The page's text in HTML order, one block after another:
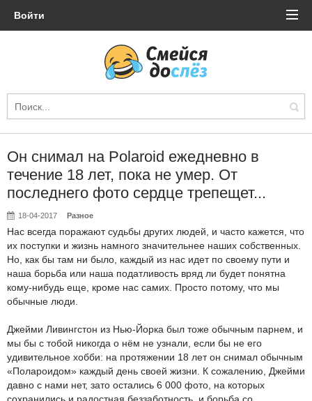
Войти
Он снимал на Polaroid ежедневно в
течение 18 лет, пока не умер. От
последнего фото сердце трепещет...
18-04-2017 Разное
Нас всегда поражают судьбы других людей, и часто кажется, что
их поступки и жизнь намного значительнее наших собственных.
Но, как бы там ни было, каждый из нас идет по своему пути и
наша борьба или наша податливость вряд ли будет понятна
кому-нибудь еще, кроме нас самих. Просто потому, что мы
обычные люди.
Джейми Ливингстон из Нью-Йорка был тоже обычным парнем, и
мы бы с тобой никогда о нём не узнали, если бы не его
удивительное хобби: на протяжении 18 лет он снимал обычным
«Полароидом» каждый день своей жизни. К сожалению, Джейми
давно с нами нет, зато остались 6 000 фото, на которых